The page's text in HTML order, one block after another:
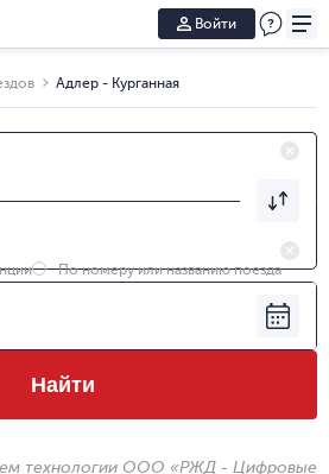
Войти
Адлер - Курганная
По номеру или названию поезда
Найти
технологии ООО «РЖД - Цифровые